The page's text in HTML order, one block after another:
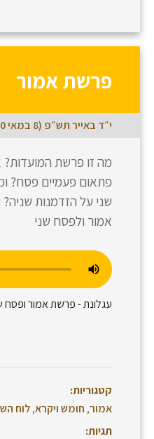
פרשת אמור
י״ד באייר תש״פ (8 במאי 2020)
מה זו פרשת
פתאום פעמיים פסח?
שני על הזדמנות
אמור ולפסח שני
עגלונת - פרשת אמור
קטגוריות:
אמור, חומש ויקרא,לוח
תגיות: